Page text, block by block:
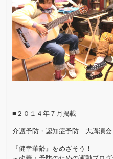
■２０１４年７月掲載
介護予防・認知症予防 大講演会
『健幸華齢』をめざそう！